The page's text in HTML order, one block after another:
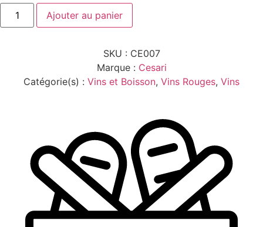
quantité
BARDOLINO
Ajouter au panier
SKU : CE007
Marque : Cesari
Catégorie(s) : Vins et Boisson, Vins Rouges, Vins